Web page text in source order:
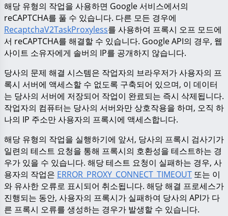
해당 유형의 작업을 사용하면 Google 서비스에서의
reCAPTCHA를 풀 수 있습니다. 다른 모든 경우에
RecaptchaV2TaskProxyless를 사용하여 프록시 오프 모드에
서 reCAPTCHA를 해결할 수 있습니다. Google API의 경우, 웹
사이트 소유자에게 솔버의 IP를 공개하지 않습니다.
당사의 문제 해결 시스템은 작업자의 브라우저가 사용자의 프
록시 서버에 액세스할 수 없도록 구축되어 있으며, 이 데이터
는 당사의 서버에 저장되어 작업이 완료되는 즉시 삭제됩니다.
작업자의 컴퓨터는 당사의 서버와만 상호작용을 하며, 오직 하
나의 IP 주소만 사용자의 프록시에 액세스합니다.
해당 유형의 작업을 실행하기에 앞서, 당사의 프록시 검사기가
일련의 테스트 요청을 통해 프록시의 호환성을 테스트하는 경
우가 있을 수 있습니다. 해당 테스트 요청이 실패하는 경우, 사
용자의 작업은 ERROR_PROXY_CONNECT_TIMEOUT 또는 이
와 유사한 오류로 표시되어 취소됩니다. 해당 해결 프로세스가
진행되는 동안, 사용자의 프록시가 실패하여 당사의 API가 다
른 프록시 오류를 생성하는 경우가 발생할 수 있습니다.